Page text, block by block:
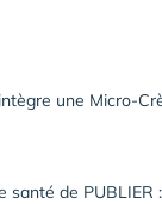
une Micro-
santé de PUBLIER :